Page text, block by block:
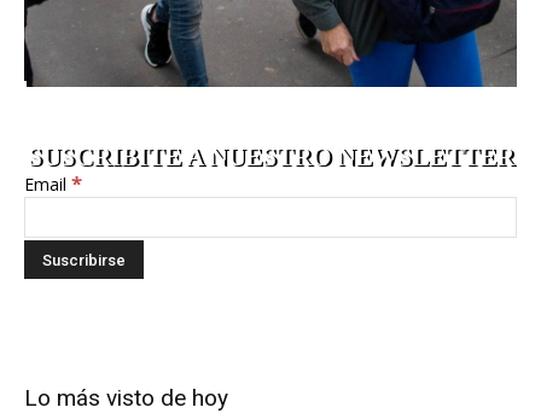
SUSCRIBITE A NUESTRO NEWSLETTER
Email *
Lo más visto de hoy